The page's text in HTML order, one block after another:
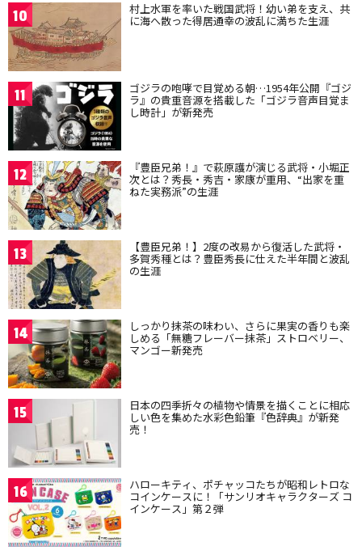
10 村上水軍を率いた戦国武将！幼い弟を支え、共
に海へ散った得居通幸の波乱に満ちた生涯
11 ゴジラの咆哮で目覚める朝…1954年公開『ゴジ
ラ』の貴重音源を搭載した「ゴジラ音声目覚ま
し時計」が新発売
12 『豊臣兄弟！』で萩原護が演じる武将・小堀正
次とは？秀長・秀吉・家康が重用、“出家を重
ねた実務派”の生涯
13 【豊臣兄弟！】2度の改易から復活した武将・
多賀秀種とは？豊臣秀長に仕えた半年間と波乱
の生涯
14 しっかり抹茶の味わい、さらに果実の香りも楽
しめる「無糖フレーバー抹茶」ストロベリー、
マンゴー新発売
15 日本の四季折々の植物や情景を描くことに相応
しい色を集めた水彩色鉛筆『色辞典』が新発
売！
16 ハローキティ、ポチャッコたちが昭和レトロな
コインケースに！「サンリオキャラクターズ コ
インケース」第２弾